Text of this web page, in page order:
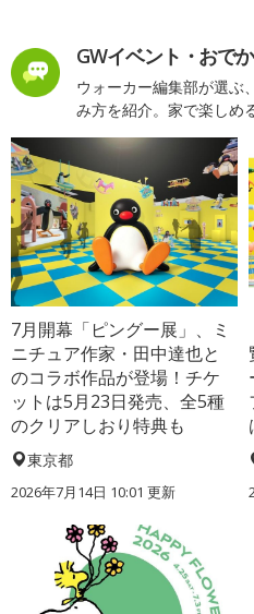
GWイベント・おで
ウォーカー編集部が選ぶ
み方を紹介。家で楽しめ
7月開幕「ピングー展」、ミ
ニチュア作家・田中達也と
のコラボ作品が登場！チケ
ットは5月23日発売、全5種
のクリアしおり特典も
東京都
2026年7月14日 10:01 更新